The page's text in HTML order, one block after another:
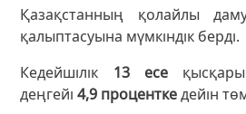
Қазақстанның қолайлы
қалыптасуына мүмкіндік берді.
Кедейшілік 13 есе
деңгейі4,9 проценткедейін